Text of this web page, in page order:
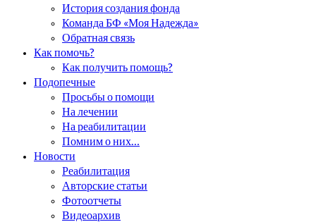
История создания фонда
Команда БФ «Моя Надежда»
Обратная связь
Как помочь?
Как получить помощь?
Подопечные
Просьбы о помощи
На лечении
На реабилитации
Помним о них…
Новости
Реабилитация
Авторские статьи
Фотоотчеты
Видеоархив